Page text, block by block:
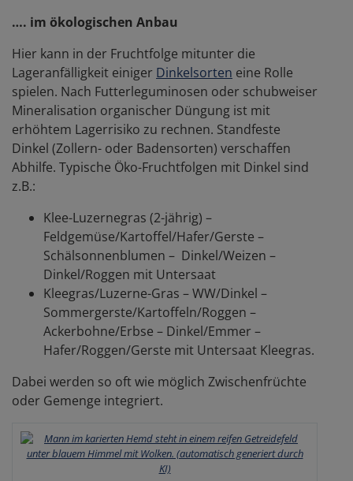
…. im ökologischen Anbau
Hier kann in der Fruchtfolge mitunter die
Lageranfälligkeit einiger Dinkelsorten eine Rolle
spielen. Nach Futterleguminosen oder schubweiser
Mineralisation organischer Düngung ist mit
erhöhtem Lagerrisiko zu rechnen. Standfeste
Dinkel (Zollern- oder Badensorten) verschaffen
Abhilfe. Typische Öko-Fruchtfolgen mit Dinkel sind
z.B.:
Klee-Luzernegras (2-jährig) –
Feldgemüse/Kartoffel/Hafer/Gerste –
Schälsonnenblumen – Dinkel/Weizen –
Dinkel/Roggen mit Untersaat
Kleegras/Luzerne-Gras – WW/Dinkel –
Sommergerste/Kartoffeln/Roggen –
Ackerbohne/Erbse – Dinkel/Emmer –
Hafer/Roggen/Gerste mit Untersaat Kleegras.
Dabei werden so oft wie möglich Zwischenfrüchte
oder Gemenge integriert.